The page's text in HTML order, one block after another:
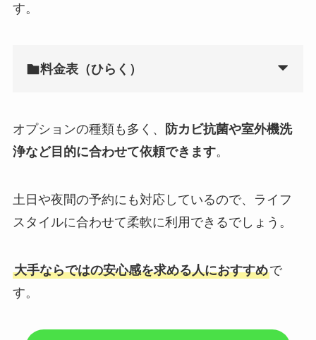
す。
料金表（ひらく）
オプションの種類も多く、
防カビ抗菌や室外機洗
浄など目的に合わせて依頼できます。
土日や夜間の予約にも対応しているので、ライフ
スタイルに合わせて柔軟に利用できるでしょう。
大手ならではの安心感を求める人におすすめで
す。